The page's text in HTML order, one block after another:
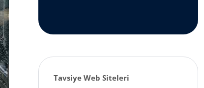
Tavsiye Web Siteleri